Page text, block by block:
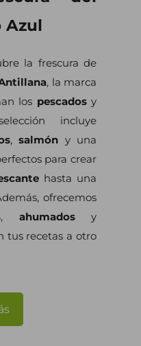
Azul
la frescura de
, la marca
los pescadosy
incluye
, salmón y una
para crear
hasta una
ofrecemos
, ahumadosy
tus recetas a otro